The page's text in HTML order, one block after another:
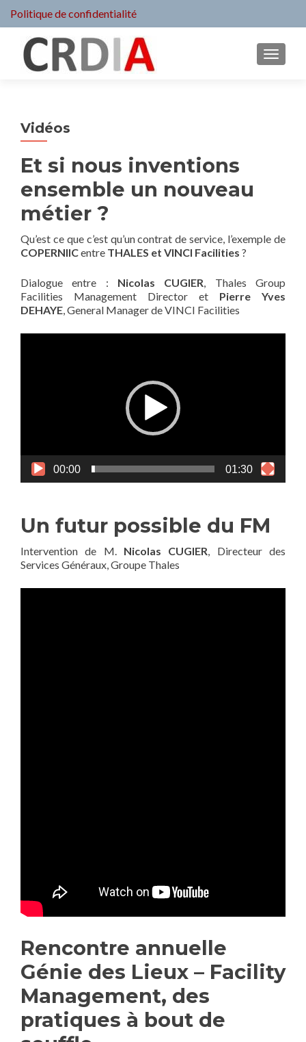
Politique de confidentialité
MENU
Vidéos
Et si nous inventions
ensemble un nouveau
métier ?
Qu’est ce que c’est qu’un contrat de service, l’exemple de
COPERNIICentre THALES et VINCI Facilities ?
Dialogue entre : Nicolas CUGIER, Thales Group
Facilities Management Director et Pierre Yves
DEHAYE, General Manager de VINCI Facilities
00:00 01:30
Un futur possible du FM
Intervention de M. Nicolas CUGIER, Directeur des
Services Généraux, Groupe Thales
Rencontre annuelle
Génie des Lieux – Facility
Management, des
pratiques à bout de